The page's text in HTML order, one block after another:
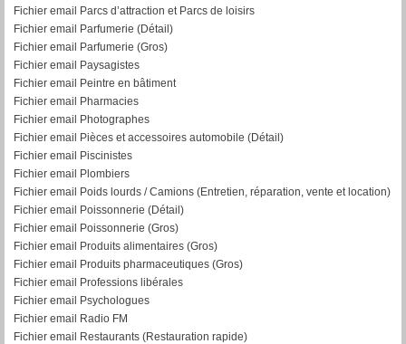
Fichier email Parcs d’attraction et Parcs de loisirs
Fichier email Parfumerie (Détail)
Fichier email Parfumerie (Gros)
Fichier email Paysagistes
Fichier email Peintre en bâtiment
Fichier email Pharmacies
Fichier email Photographes
Fichier email Pièces et accessoires automobile (Détail)
Fichier email Piscinistes
Fichier email Plombiers
Fichier email Poids lourds / Camions (Entretien, réparation, vente et location)
Fichier email Poissonnerie (Détail)
Fichier email Poissonnerie (Gros)
Fichier email Produits alimentaires (Gros)
Fichier email Produits pharmaceutiques (Gros)
Fichier email Professions libérales
Fichier email Psychologues
Fichier email Radio FM
Fichier email Restaurants (Restauration rapide)